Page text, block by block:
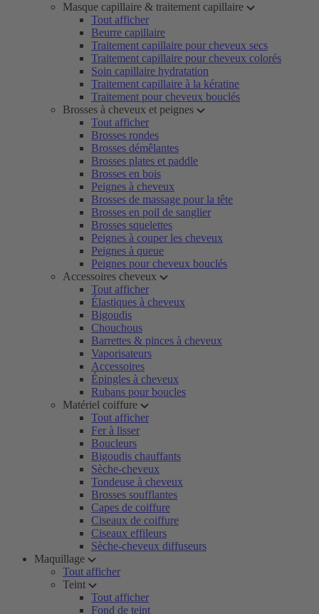
Masque capillaire & traitement capillaire
Tout afficher
Beurre capillaire
Traitement capillaire pour cheveux secs
Traitement capillaire pour cheveux colorés
Soin capillaire hydratation
Traitement capillaire à la kératine
Traitement pour cheveux bouclés
Brosses à cheveux et peignes
Tout afficher
Brosses rondes
Brosses démêlantes
Brosses plates et paddle
Brosses en bois
Peignes à cheveux
Brosses de massage pour la tête
Brosses en poil de sanglier
Brosses squelettes
Peignes à couper les cheveux
Peignes à queue
Peignes pour cheveux bouclés
Accessoires cheveux
Tout afficher
Élastiques à cheveux
Bigoudis
Chouchous
Barrettes & pinces à cheveux
Vaporisateurs
Accessoires
Épingles à cheveux
Rubans pour boucles
Matériel coiffure
Tout afficher
Fer à lisser
Boucleurs
Bigoudis chauffants
Sèche-cheveux
Tondeuse à cheveux
Brosses soufflantes
Capes de coiffure
Ciseaux de coiffure
Ciseaux effileurs
Sèche-cheveux diffuseurs
Maquillage
Tout afficher
Teint
Tout afficher
Fond de teint